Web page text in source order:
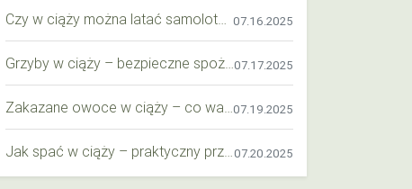
07.16.2025
07.17.2025
07.19.2025
07.20.2025